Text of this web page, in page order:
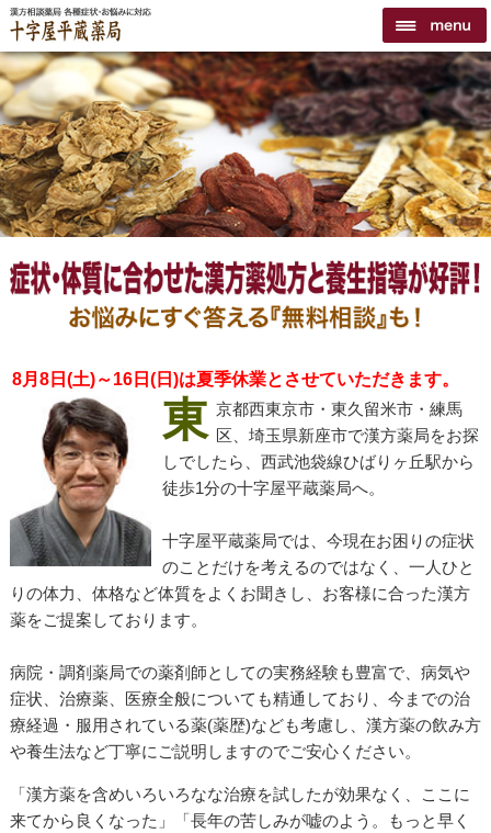
8月8日(土)～16日(日)は夏季休業とさせていただきます。
東 京都西東京市・東久留米市・練馬
区、埼玉県新座市で漢方薬局をお探
しでしたら、西武池袋線ひばりヶ丘駅から
徒歩1分の十字屋平蔵薬局へ。
十字屋平蔵薬局では、今現在お困りの症状
のことだけを考えるのではなく、一人ひと
りの体力、体格など体質をよくお聞きし、お客様に合った漢方
薬をご提案しております。
病院・調剤薬局での薬剤師としての実務経験も豊富で、病気や
症状、治療薬、医療全般についても精通しており、今までの治
療経過・服用されている薬(薬歴)なども考慮し、漢方薬の飲み方
や養生法など丁寧にご説明しますのでご安心ください。
「漢方薬を含めいろいろなな治療を試したが効果なく、ここに
来てから良くなった」「長年の苦しみが嘘のよう。もっと早く